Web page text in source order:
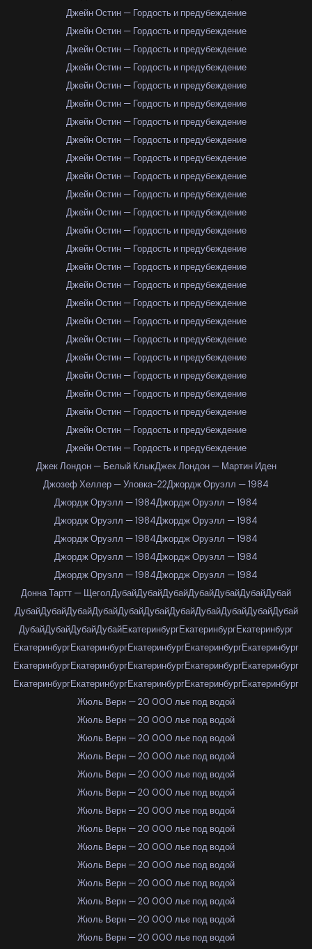
Джейн Остин — Гордость и предубеждение
Джейн Остин — Гордость и предубеждение
Джейн Остин — Гордость и предубеждение
Джейн Остин — Гордость и предубеждение
Джейн Остин — Гордость и предубеждение
Джейн Остин — Гордость и предубеждение
Джейн Остин — Гордость и предубеждение
Джейн Остин — Гордость и предубеждение
Джейн Остин — Гордость и предубеждение
Джейн Остин — Гордость и предубеждение
Джейн Остин — Гордость и предубеждение
Джейн Остин — Гордость и предубеждение
Джейн Остин — Гордость и предубеждение
Джейн Остин — Гордость и предубеждение
Джейн Остин — Гордость и предубеждение
Джейн Остин — Гордость и предубеждение
Джейн Остин — Гордость и предубеждение
Джейн Остин — Гордость и предубеждение
Джейн Остин — Гордость и предубеждение
Джейн Остин — Гордость и предубеждение
Джейн Остин — Гордость и предубеждение
Джейн Остин — Гордость и предубеждение
Джейн Остин — Гордость и предубеждение
Джейн Остин — Гордость и предубеждение
Джейн Остин — Гордость и предубеждение
Джек Лондон — Белый КлыкДжек Лондон — Мартин Иден
Джозеф Хеллер — Уловка-22Джордж Оруэлл — 1984
Джордж Оруэлл — 1984Джордж Оруэлл — 1984
Джордж Оруэлл — 1984Джордж Оруэлл — 1984
Джордж Оруэлл — 1984Джордж Оруэлл — 1984
Джордж Оруэлл — 1984Джордж Оруэлл — 1984
Джордж Оруэлл — 1984Джордж Оруэлл — 1984
Донна Тартт — ЩеголДубайДубайДубайДубайДубайДубайДубай
ДубайДубайДубайДубайДубайДубайДубайДубайДубайДубайДубай
ДубайДубайДубайДубайЕкатеринбургЕкатеринбургЕкатеринбург
ЕкатеринбургЕкатеринбургЕкатеринбургЕкатеринбургЕкатеринбург
ЕкатеринбургЕкатеринбургЕкатеринбургЕкатеринбургЕкатеринбург
ЕкатеринбургЕкатеринбургЕкатеринбургЕкатеринбургЕкатеринбург
Жюль Верн — 20 000 лье под водой
Жюль Верн — 20 000 лье под водой
Жюль Верн — 20 000 лье под водой
Жюль Верн — 20 000 лье под водой
Жюль Верн — 20 000 лье под водой
Жюль Верн — 20 000 лье под водой
Жюль Верн — 20 000 лье под водой
Жюль Верн — 20 000 лье под водой
Жюль Верн — 20 000 лье под водой
Жюль Верн — 20 000 лье под водой
Жюль Верн — 20 000 лье под водой
Жюль Верн — 20 000 лье под водой
Жюль Верн — 20 000 лье под водой
Жюль Верн — 20 000 лье под водой